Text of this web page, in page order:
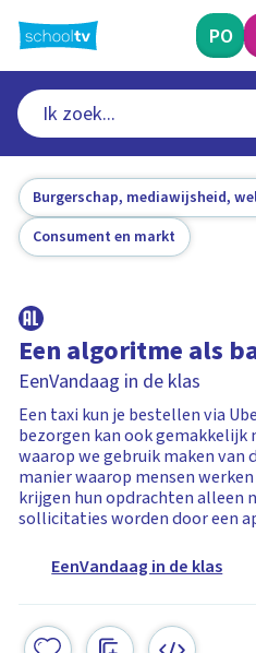
naar
hoofdinhoud
PO
Burgerschap, mediawijsheid,
Consument en markt
Een algoritme als
EenVandaag in de klas
Een taxi kun je bestellen via
bezorgen kan ook gemakkelijk
waarop we gebruik maken van
manier waarop mensen
krijgen hun opdrachten alleen
sollicitaties worden door een
EenVandaag in de klas